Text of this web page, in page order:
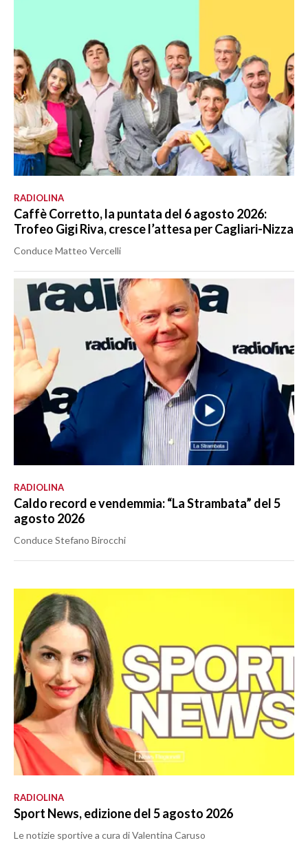
RADIOLINA
Caffè Corretto, la puntata del 6 agosto 2026:
Trofeo Gigi Riva, cresce l’attesa per Cagliari-Nizza
Conduce Matteo Vercelli
RADIOLINA
Caldo record e vendemmia: “La Strambata” del 5
agosto 2026
Conduce Stefano Birocchi
RADIOLINA
Sport News, edizione del 5 agosto 2026
Le notizie sportive a cura di Valentina Caruso